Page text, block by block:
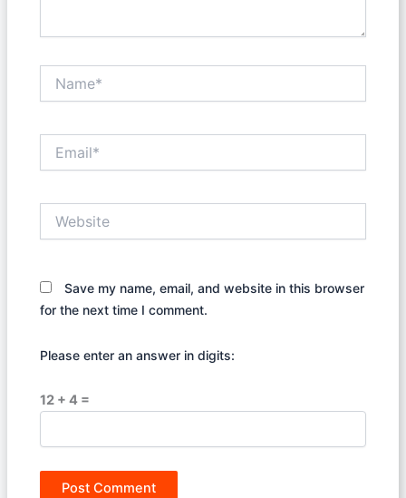
Save my name, email, and website in this browser
for the next time I comment.
Please enter an answer in digits:
12 + 4 =